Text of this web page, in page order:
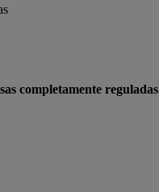
completamente reguladas